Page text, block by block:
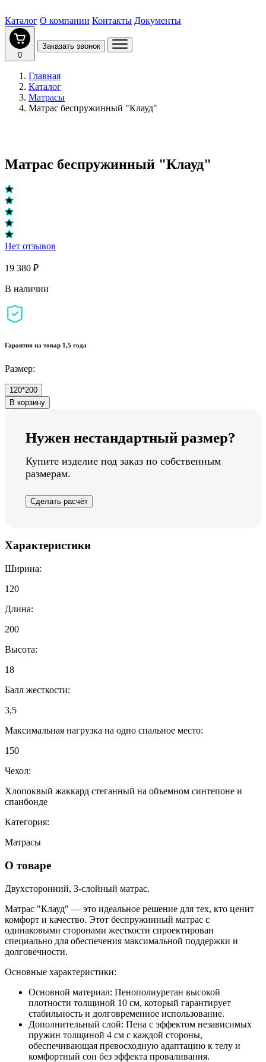
Каталог О компании Контакты Документы
0
Заказать звонок
Главная
Каталог
Матрасы
Матрас беспружинный "Клауд"
Матрас беспружинный "Клауд"
Нет отзывов
19 380 ₽
В наличии
Гарантия на товар 1,5 года
Размер:
120*200
В корзину
Нужен нестандартный размер?
Купите изделие под заказ по собственным
размерам.
Сделать расчёт
Характеристики
Ширина:
120
Длина:
200
Высота:
18
Балл жесткости:
3,5
Максимальная нагрузка на одно спальное место:
150
Чехол:
Хлопоквый жаккард стеганный на объемном синтепоне и
спанбонде
Категория:
Матрасы
О товаре
Двухсторонний, 3-слойный матрас.
Матрас "Клауд" — это идеальное решение для тех, кто ценит
комфорт и качество. Этот беспружинный матрас с
одинаковыми сторонами жесткости спроектирован
специально для обеспечения максимальной поддержки и
долговечности.
Основные характеристики:
Основной материал: Пенополиуретан высокой
плотности толщиной 10 см, который гарантирует
стабильность и долговременное использование.
Дополнительный слой: Пена с эффектом независимых
пружин толщиной 4 см с каждой стороны,
обеспечивающая превосходную адаптацию к телу и
комфортный сон без эффекта проваливания.